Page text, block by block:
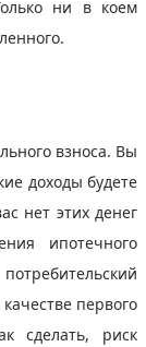
ни в коем
взноса. Вы
доходы будете
нет этих денег
ипотечного
первого
сделать, риск